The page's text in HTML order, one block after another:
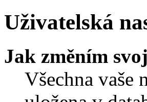
Uživatelská
Jak změním
Všechna vaše